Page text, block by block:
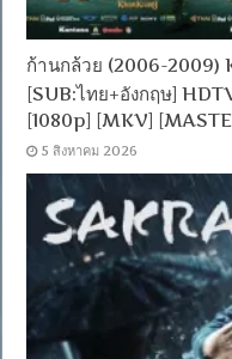
ก้านกล้วย (2006-2009)
[SUB:ไทย+อังกฤษ]
[1080p] [MKV]
5 สิงหาคม 2026